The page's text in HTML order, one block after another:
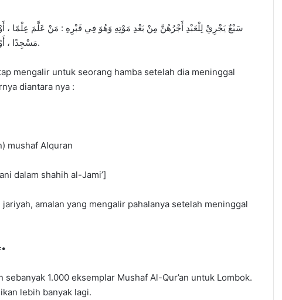
سَبْعٌ يَجْرِيْ لِلْعَبْدِ أَجْرُهُنَّ مِنْ بَعْدِ مَوْتِهِ وَهُوَ فِي قَبْرِهِ : مَنْ عَلَّمَ عِلْمًا ، أَوْ
مَسْجِدًا ، أَوْ وَرَثَ مُصْحَفًا ، أَوْ تَرَكَ وَلَدًا يَسْتَغْفِرُ لَهُ بَعْدَ مَوْتِهِ.
mengalir untuk seorang hamba setelah dia meninggal
diantara nya :
mushaf Alquran
dalam shahih al-Jami’]
amalan yang mengalir pahalanya setelah meninggal
1.000 eksemplar Mushaf Al-Qur’an untuk Lombok.
lebih banyak lagi.